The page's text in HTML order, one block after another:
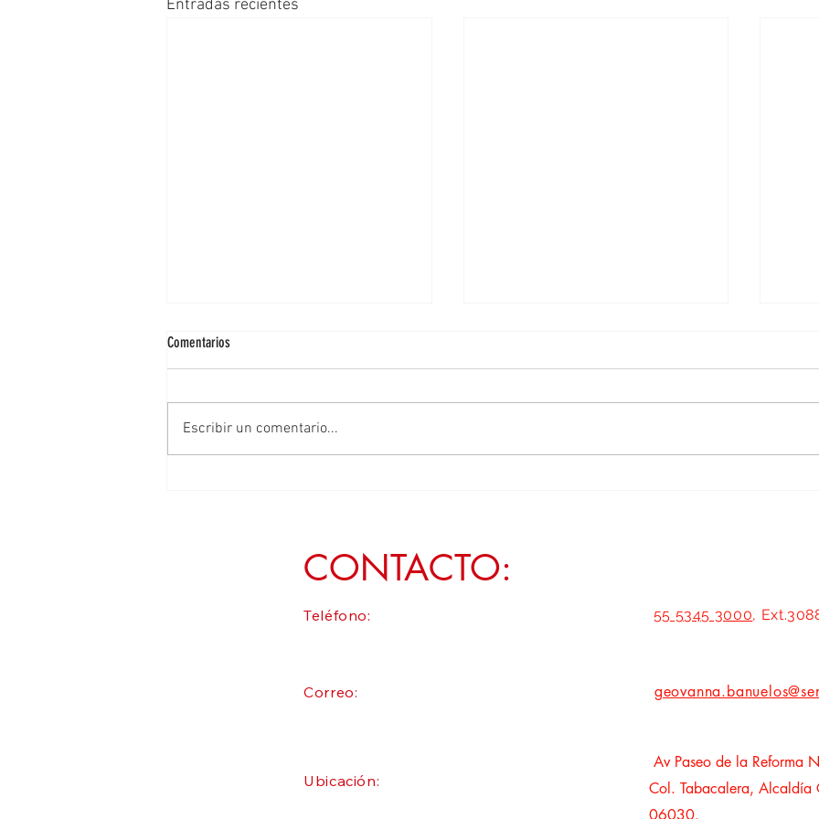
Entradas recientes
Comentarios
Escribir un comentario...
CONTACTO:
Teléfono:
Correo:
Ubicación:
55 5345 3000,
Av Paseo de la Reforma
Col. Tabacalera, Alcaldía